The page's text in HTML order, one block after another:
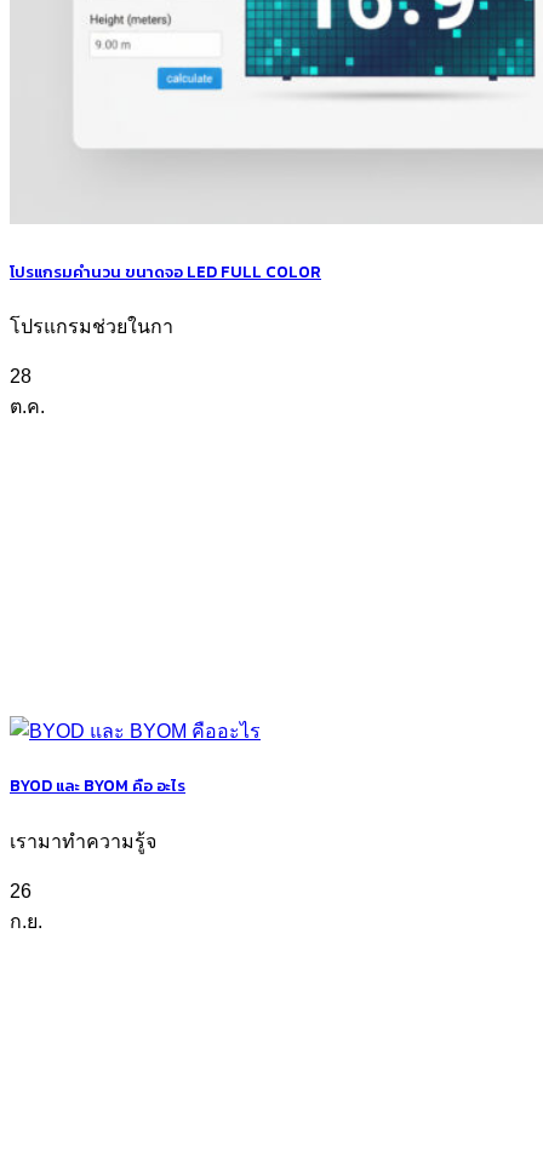
โปรแกรมคำนวน ขนาดจอ LED FULL COLOR
โปรแกรมช่วยในกา
28
ต.ค.
BYOD และ BYOM คือ อะไร
เรามาทำความรู้จ
26
ก.ย.